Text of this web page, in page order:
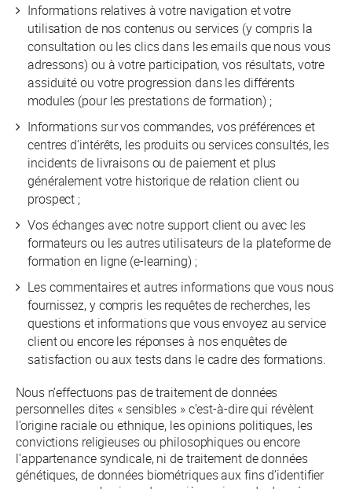
Informations relatives à votre navigation et votre
utilisation de nos contenus ou services (y compris la
consultation ou les clics dans les emails que nous vous
adressons) ou à votre participation, vos résultats, votre
assiduité ou votre progression dans les différents
modules (pour les prestations de formation) ;
Informations sur vos commandes, vos préférences et
centres d’intérêts, les produits ou services consultés, les
incidents de livraisons ou de paiement et plus
généralement votre historique de relation client ou
prospect ;
Vos échanges avec notre support client ou avec les
formateurs ou les autres utilisateurs de la plateforme de
formation en ligne (e-learning) ;
Les commentaires et autres informations que vous nous
fournissez, y compris les requêtes de recherches, les
questions et informations que vous envoyez au service
client ou encore les réponses à nos enquêtes de
satisfaction ou aux tests dans le cadre des formations.
Nous n’effectuons pas de traitement de données
personnelles dites « sensibles » c’est-à-dire qui révèlent
l’origine raciale ou ethnique, les opinions politiques, les
convictions religieuses ou philosophiques ou encore
l’appartenance syndicale, ni de traitement de données
génétiques, de données biométriques aux fins d’identifier